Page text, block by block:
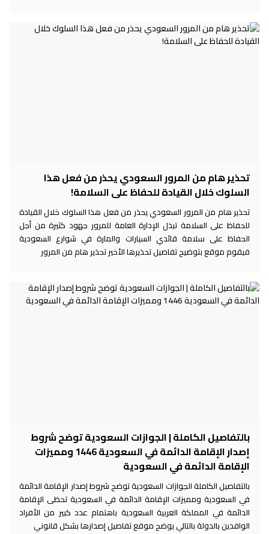
تحذير هام من المرور السعودي يحذر من فعل هذا
السلوك خلال القيادة للحفاظ على السلامة!
تحذير هام من المرور السعودي يحذر من فعل هذا السلوك خلال القيادة
للحفاظ على السلامة تبذل الإدارة العامة للمرور جهود كثيرة من أجل
الحفاظ على سلامة قائدي السيارات والمارة في شوارع السعودية
فيقوم موقع بتوضيح تفاصيل تحذيرها الأخير تحذير هام من المرور
بالتفاصيل الكاملة | الجوازات السعودية توضح شروط
إصدار الإقامة الدائمة في السعودية 1446 ومميزات
الإقامة الدائمة في السعودية
بالتفاصيل الكاملة الجوازات السعودية توضح شروط إصدار الإقامة الدائمة
في السعودية ومميزات الإقامة الدائمة في السعودية تحظى الإقامة
الدائمة في المملكة العربية السعودية باهتمام عدد كبير من الأفراد
الوافدين بالدولة بالتالي يوضح موقع تفاصيل إصدارها بشكل قانوني